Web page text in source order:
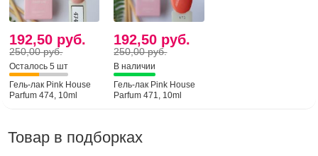
192,50 руб.
250,00 руб.
Осталось 5 шт
Гель-лак Pink House
Parfum 474, 10ml
192,50 руб.
250,00 руб.
В наличии
Гель-лак Pink House
Parfum 471, 10ml
Товар в подборках